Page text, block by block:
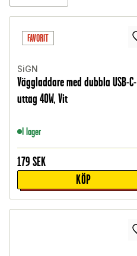
FAVORIT
SiGN
Väggladdare med dubbla USB-C-
uttag 40W, Vit
I lager
179 SEK
KÖP